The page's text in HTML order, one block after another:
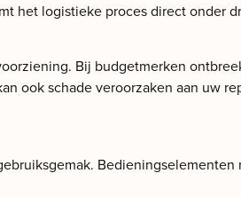
het logistieke proces direct onder
Bij budgetmerken
ook schade veroorzaken aan uw